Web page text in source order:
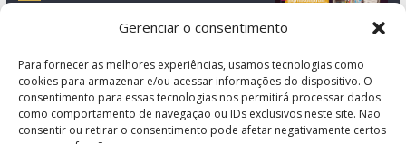
Gerenciar o consentimento
Para fornecer as melhores experiências, usamos tecnologias como
cookies para armazenar e/ou acessar informações do dispositivo. O
consentimento para essas tecnologias nos permitirá processar dados
como comportamento de navegação ou IDs exclusivos neste site. Não
consentir ou retirar o consentimento pode afetar negativamente certos
Manchete